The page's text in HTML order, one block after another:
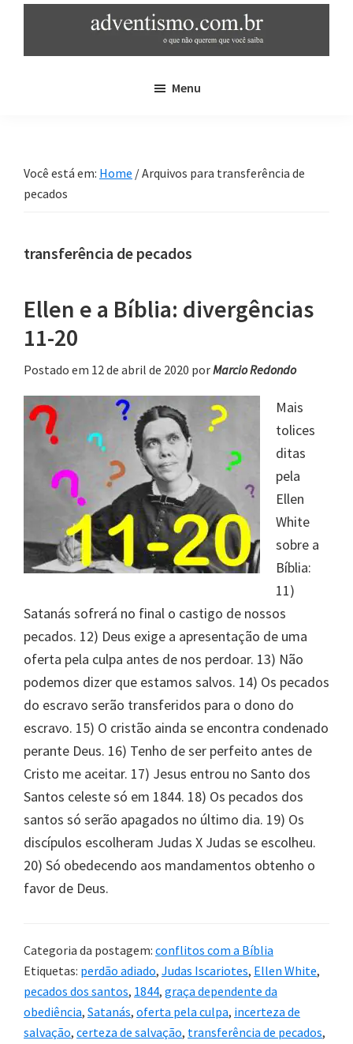
main
sidebar
que
você
Menu
Você está em: Home /Arquivos para transferência de
pecados
transferência de pecados
Ellen e a Bíblia: divergências
11-20
Postado em 12 de abril de 2020 porMarcio Redondo
Mais
tolices
ditas
pela
Ellen
White
sobre a
Bíblia:
11)
Satanás sofrerá no final o castigo de nossos
pecados. 12) Deus exige a apresentação de uma
oferta pela culpa antes de nos perdoar. 13) Não
podemos dizer que estamos salvos. 14) Os pecados
do escravo serão transferidos para o dono do
escravo. 15) O cristão ainda se encontra condenado
perante Deus. 16) Tenho de ser perfeito antes de
Cristo me aceitar. 17) Jesus entrou no Santo dos
Santos celeste só em 1844. 18) Os pecados dos
santos só serão apagados no último dia. 19) Os
discípulos escolheram Judas X Judas se escolheu.
20) Só obedecendo aos mandamentos obtenho o
favor de Deus.
Categoria da postagem: conflitos com a Bíblia
Etiquetas: perdão adiado, Judas Iscariotes, Ellen White,
pecados dos santos, 1844, graça dependente da
obediência, Satanás, oferta pela culpa, incerteza de
salvação, certeza de salvação, transferência de pecados,